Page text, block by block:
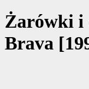
Żarówki i
Brava